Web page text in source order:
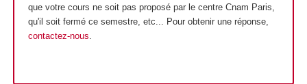
que votre cours ne soit pas proposé par le centre Cnam Paris,
qu'il soit fermé ce semestre, etc... Pour obtenir une réponse,
contactez-nous.